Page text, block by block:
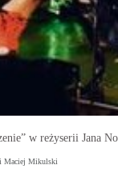
w reżyserii Jana
Maciej Mikulski